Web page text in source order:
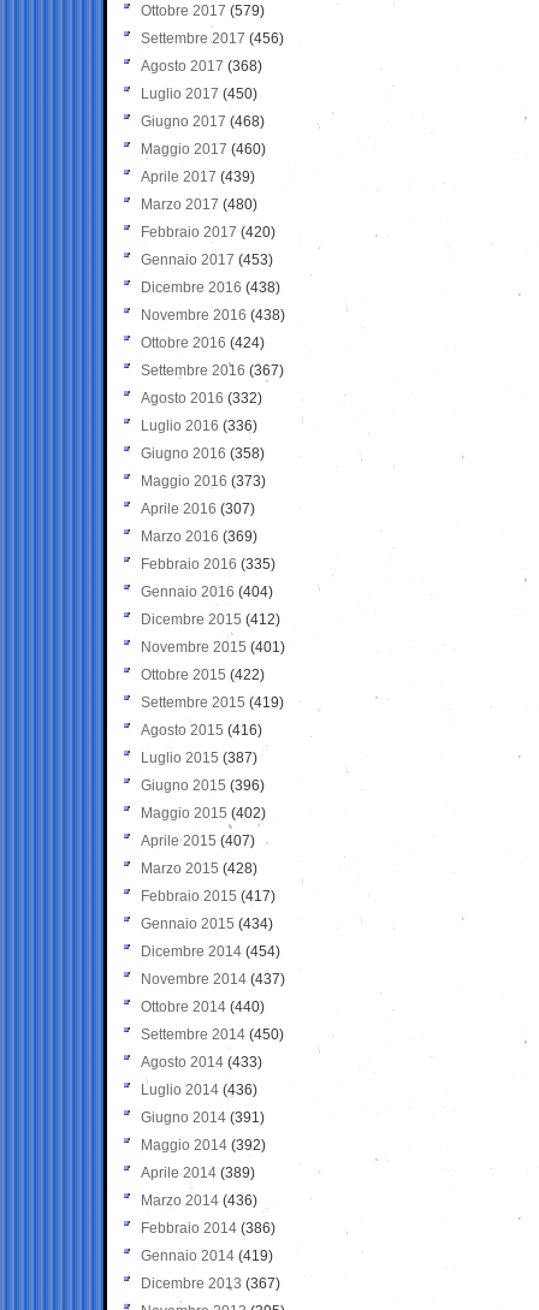
Ottobre 2017 (579)
Settembre 2017 (456)
Agosto 2017 (368)
Luglio 2017 (450)
Giugno 2017 (468)
Maggio 2017 (460)
Aprile 2017 (439)
Marzo 2017 (480)
Febbraio 2017 (420)
Gennaio 2017 (453)
Dicembre 2016 (438)
Novembre 2016 (438)
Ottobre 2016 (424)
Settembre 2016 (367)
Agosto 2016 (332)
Luglio 2016 (336)
Giugno 2016 (358)
Maggio 2016 (373)
Aprile 2016 (307)
Marzo 2016 (369)
Febbraio 2016 (335)
Gennaio 2016 (404)
Dicembre 2015 (412)
Novembre 2015 (401)
Ottobre 2015 (422)
Settembre 2015 (419)
Agosto 2015 (416)
Luglio 2015 (387)
Giugno 2015 (396)
Maggio 2015 (402)
Aprile 2015 (407)
Marzo 2015 (428)
Febbraio 2015 (417)
Gennaio 2015 (434)
Dicembre 2014 (454)
Novembre 2014 (437)
Ottobre 2014 (440)
Settembre 2014 (450)
Agosto 2014 (433)
Luglio 2014 (436)
Giugno 2014 (391)
Maggio 2014 (392)
Aprile 2014 (389)
Marzo 2014 (436)
Febbraio 2014 (386)
Gennaio 2014 (419)
Dicembre 2013 (367)